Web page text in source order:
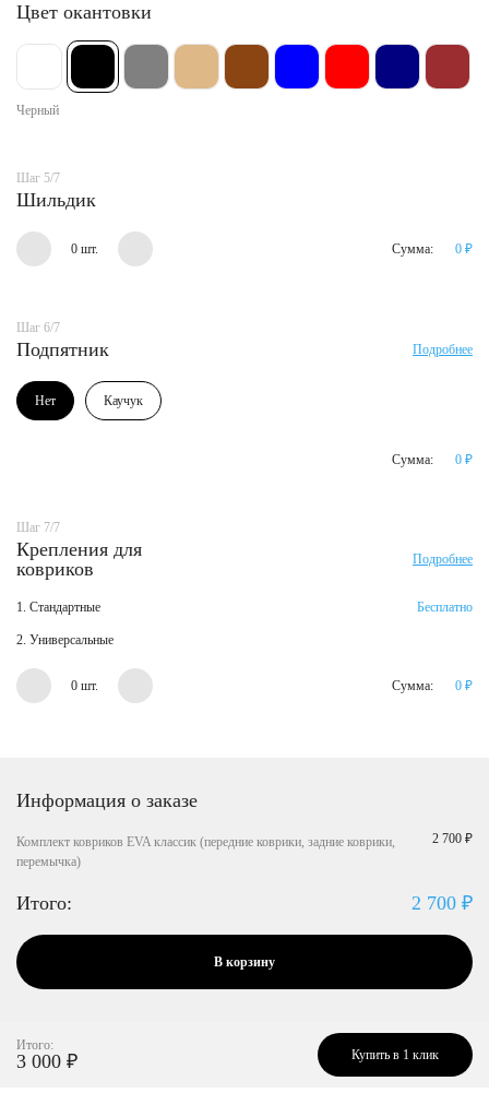
Цвет окантовки
Черный
Шаг 5/7
Шильдик
0 шт. Сумма: 0 ₽
Шаг 6/7
Подпятник Подробнее
Нет Каучук
Сумма: 0 ₽
Шаг 7/7
Крепления для
ковриков
Подробнее
1. Стандартные Бесплатно
2. Универсальные
0 шт. Сумма: 0 ₽
Информация о заказе
Комплект ковриков EVA классик (передние коврики, задние коврики,
перемычка)
2 700 ₽
Итого: 2 700 ₽
В корзину
Итого:
3 000 ₽ Купить в 1 клик